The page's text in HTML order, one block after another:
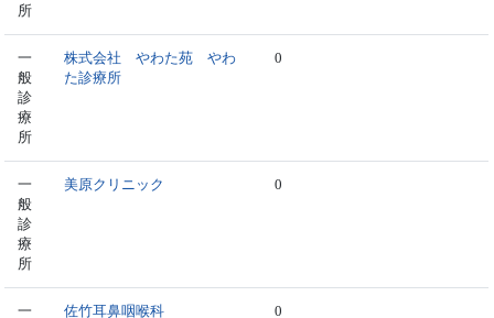
所
一
般
診
療
所
株式会社 やわた苑 やわ
た診療所
0
一
般
診
療
所
美原クリニック 0
一
佐竹耳鼻咽喉科 0